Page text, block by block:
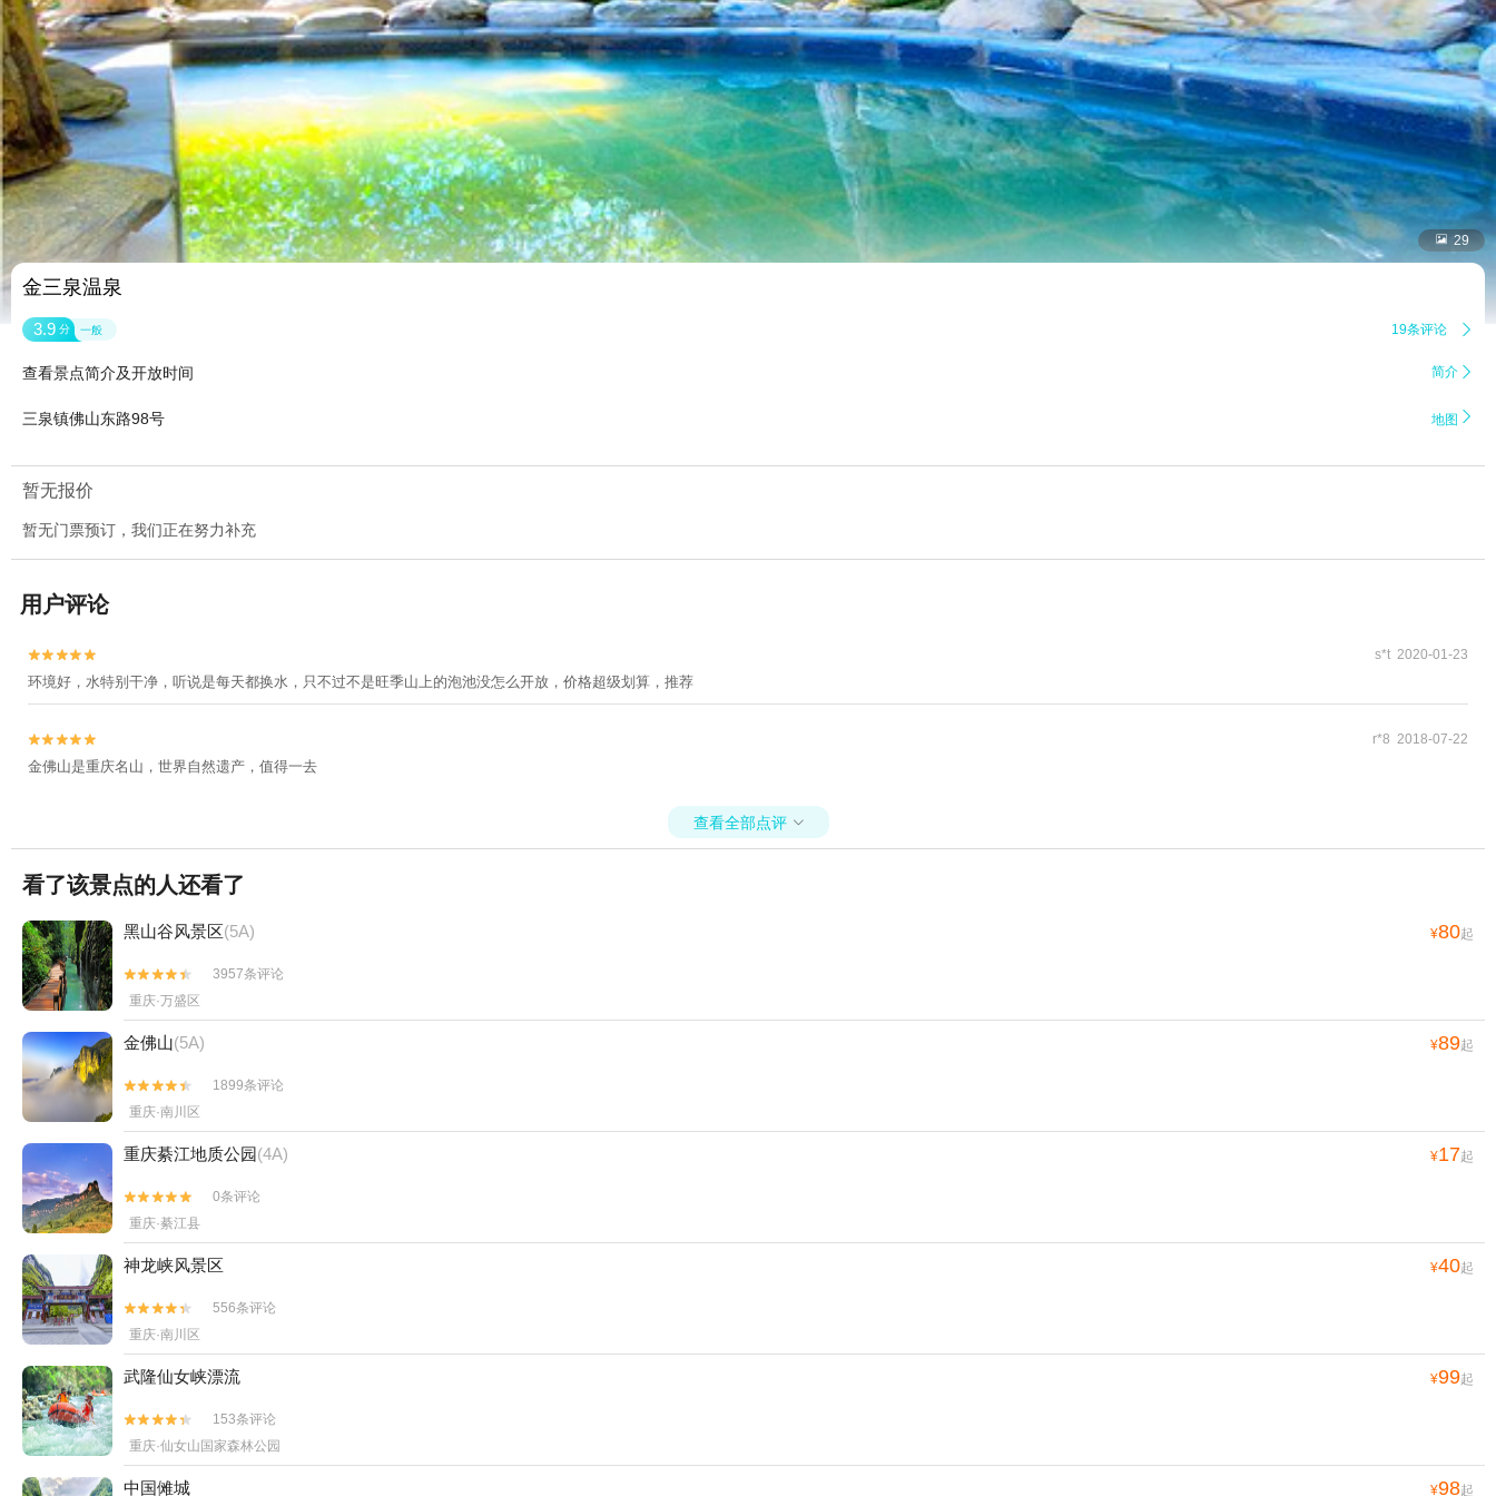
 29
金三泉温泉
3.9 分 一般 19条评论 
查看景点简介及开放时间 简介 
三泉镇佛山东路98号 地图 
暂无报价
暂无门票预订，我们正在努力补充
用户评论

 s*t 2020-01-23
环境好，水特别干净，听说是每天都换水，只不过不是旺季山上的泡池没怎么开放，价格超级划算，推荐

 r*8 2018-07-22
金佛山是重庆名山，世界自然遗产，值得一去
查看全部点评 
看了该景点的人还看了
黑山谷风景区(5A) ¥80起


3957条评论
重庆·万盛区
金佛山(5A) ¥89起


1899条评论
重庆·南川区
重庆綦江地质公园(4A) ¥17起


0条评论
重庆·綦江县
神龙峡风景区 ¥40起


556条评论
重庆·南川区
武隆仙女峡漂流 ¥99起


153条评论
重庆·仙女山国家森林公园
中国傩城 ¥98起